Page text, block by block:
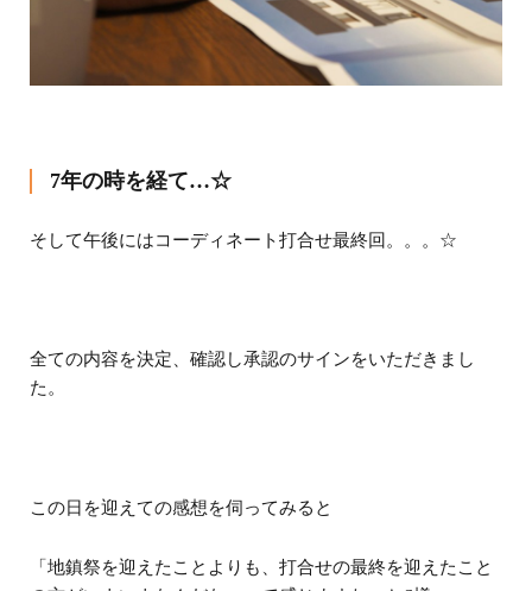
7年の時を経て…☆
そして午後にはコーディネート打合せ最終回。。。☆
全ての内容を決定、確認し承認のサインをいただきまし
た。
この日を迎えての感想を伺ってみると
「地鎮祭を迎えたことよりも、打合せの最終を迎えたこと